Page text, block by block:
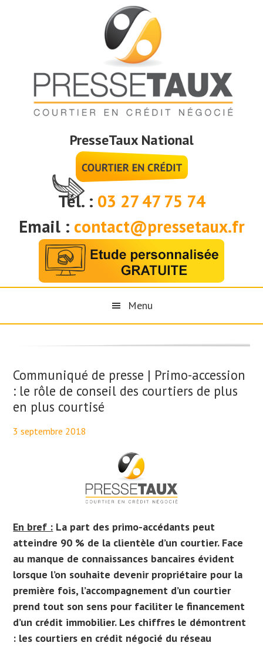
PresseTaux National
Tél. : 03 27 47 75 74
Email : contact@pressetaux.fr
Menu
Communiqué de presse | Primo-accession
: le rôle de conseil des courtiers de plus
en plus courtisé
3 septembre 2018
En bref : La part des primo-accédants peut
atteindre 90 % de la clientèle d’un courtier. Face
au manque de connaissances bancaires évident
lorsque l’on souhaite devenir propriétaire pour la
première fois, l’accompagnement d’un courtier
prend tout son sens pour faciliter le financement
d’un crédit immobilier. Les chiffres le démontrent
: les courtiers en crédit négocié du réseau